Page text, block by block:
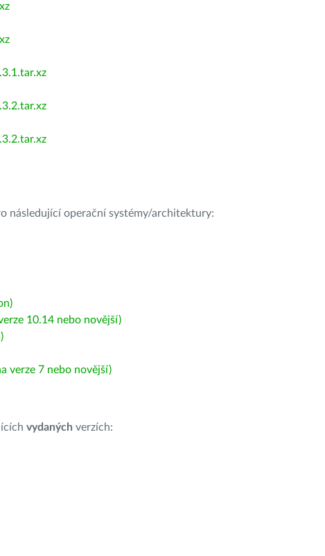
následující operační systémy/architektury:
10.14 nebo novější)
verze 7 nebo novější)
vydaných verzích: